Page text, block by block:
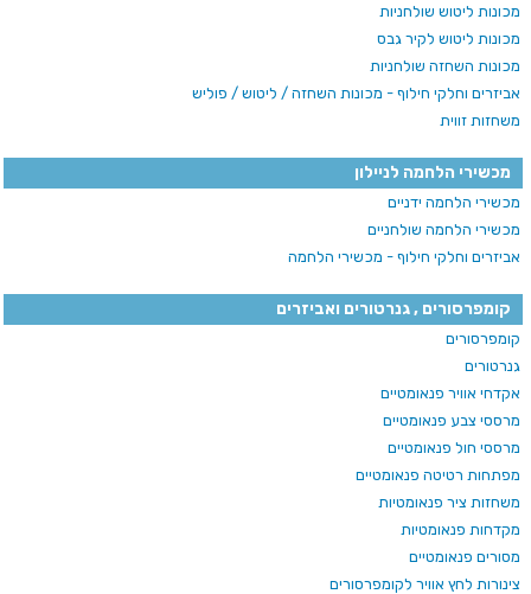
מכונות ליטוש שולחניות
מכונות ליטוש לקיר גבס
מכונות השחזה שולחניות
אביזרים וחלקי חילוף - מכונות השחזה / ליטוש / פוליש
משחזות זווית
מכשירי הלחמה לניילון
מכשירי הלחמה ידניים
מכשירי הלחמה שולחניים
אביזרים וחלקי חילוף - מכשירי הלחמה
קומפרסורים , גנרטורים ואביזרים
קומפרסורים
גנרטורים
אקדחי אוויר פנאומטיים
מרססי צבע פנאומטיים
מרססי חול פנאומטיים
מפתחות רטיטה פנאומטיים
משחזות ציר פנאומטיות
מקדחות פנאומטיות
מסורים פנאומטיים
צינורות לחץ אוויר לקומפרסורים